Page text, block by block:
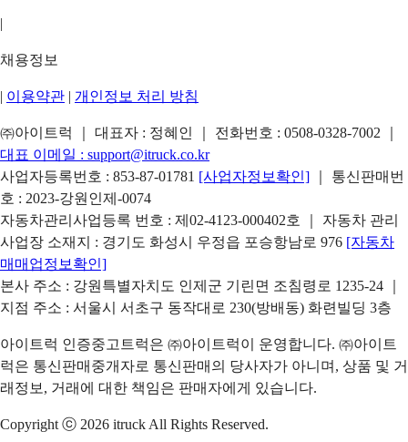
|
채용정보
| 이용약관 | 개인정보 처리 방침
㈜아이트럭 ｜ 대표자 : 정혜인 ｜ 전화번호 : 0508-0328-7002
대표 이메일 : support@itruck.co.kr
사업자등록번호 : 853-87-01781 [사업자정보확인]
｜ 통신판매번
호 : 2023-강원인제-0074
자동차관리사업등록 번호 : 제02-4123-000402호 ｜ 자동차 관리
사업장 소재지 : 경기도 화성시 우정읍 포승항남로 976 [자동차
매매업정보확인]
본사 주소 : 강원특별자치도 인제군 기린면 조침령로 1235-24 ｜
지점 주소 : 서울시 서초구 동작대로 230(방배동) 화련빌딩 3층
아이트럭 인증중고트럭은 ㈜아이트럭이 운영합니다. ㈜아이트
럭은 통신판매중개자로 통신판매의 당사자가 아니며, 상품 및 거
래정보, 거래에 대한 책임은 판매자에게 있습니다.
Copyright ⓒ 2026 itruck All Rights Reserved.